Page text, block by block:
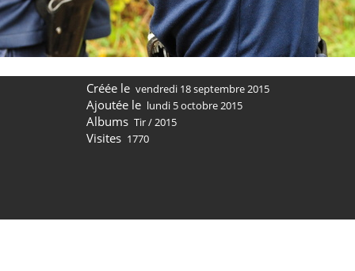
Créée le vendredi 18 septembre 2015
Ajoutée le lundi 5 octobre 2015
Albums Tir/2015
Visites 1770